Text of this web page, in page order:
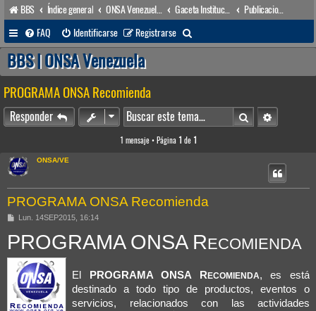
BBS Índice general
Publicaciones & Docs.
FAQ
Identificarse Registrarse
u
a
r
BBS | ONSA Venezuela
PROGRAMA ONSA Recomienda
Responder BuscarBúsqueda
1 mensaje • Página 1 de 1
ONSA/VE
PROGRAMA ONSA Recomienda
M
n
s
e
Lun. 14SEP2015, 16:14
PROGRAMA ONSA RECOMIENDA
El PROGRAMA ONSA RECOMIENDA, es está
destinado a todo tipo de productos, eventos o
servicios, relacionados con las actividades